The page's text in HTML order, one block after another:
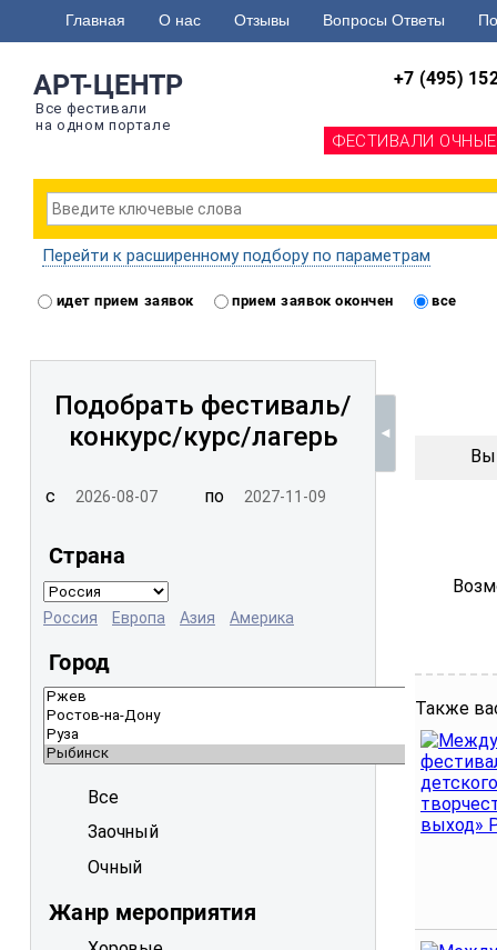
Главная О нас Отзывы Вопросы Ответы
АРТ-ЦЕНТР
Все фестивали
на одном портале
+7 (495)
ФЕСТИВАЛИ ОЧНЫЕ
Перейти к расширенному подбору по параметрам
идет прием заявок прием заявок окончен все
Подобрать фестиваль/
конкурс/курс/лагерь
с по
Страна
Россия Европа Азия Америка
Город
Все
Заочный
Очный
Жанр мероприятия
Вы
Также